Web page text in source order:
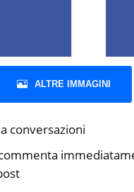
ALTRE IMMAGINI
conversazioni